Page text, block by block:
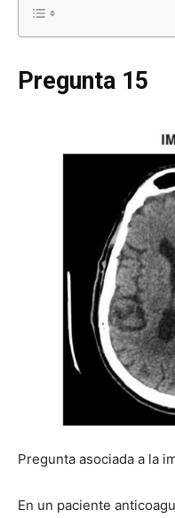
Pregunta 15
Pregunta asociada a la
En un paciente